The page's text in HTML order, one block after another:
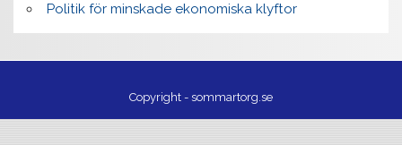
Politik för minskade ekonomiska klyftor